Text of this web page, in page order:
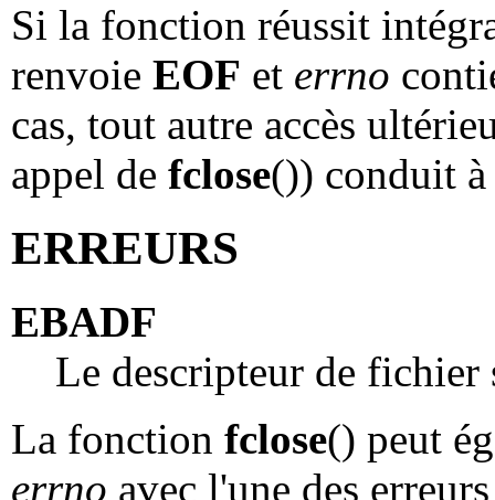
Si la fonction réussit
renvoie EOF et errno
cas, tout autre accès
appel de fclose()) conduit
ERREURS
EBADF
Le descripteur de
La fonction fclose() peut
errno avec l'une des